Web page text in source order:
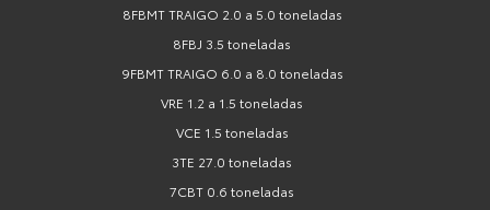
8FBMT TRAIGO 2.0 a 5.0 toneladas
8FBJ 3.5 toneladas
9FBMT TRAIGO 6.0 a 8.0 toneladas
VRE 1.2 a 1.5 toneladas
VCE 1.5 toneladas
3TE 27.0 toneladas
7CBT 0.6 toneladas